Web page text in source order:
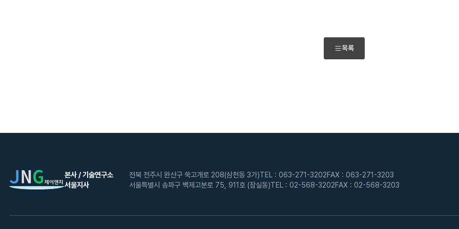
목록
본사 / 기술연구소 전북 전주시 완산구 쑥고개로 208(삼천동 3가)TEL : 063-271-3202FAX : 063-271-3203
서울지사
서울특별시 송파구 백제고분로 75, 911호 (잠실동)TEL : 02-568-3202FAX : 02-568-3203